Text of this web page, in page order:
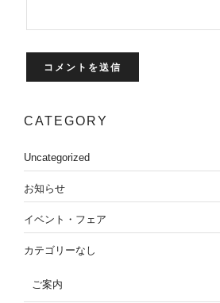
CATEGORY
Uncategorized
お知らせ
イベント・フェア
カテゴリーなし
ご案内